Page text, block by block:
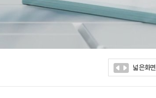
넓은화면